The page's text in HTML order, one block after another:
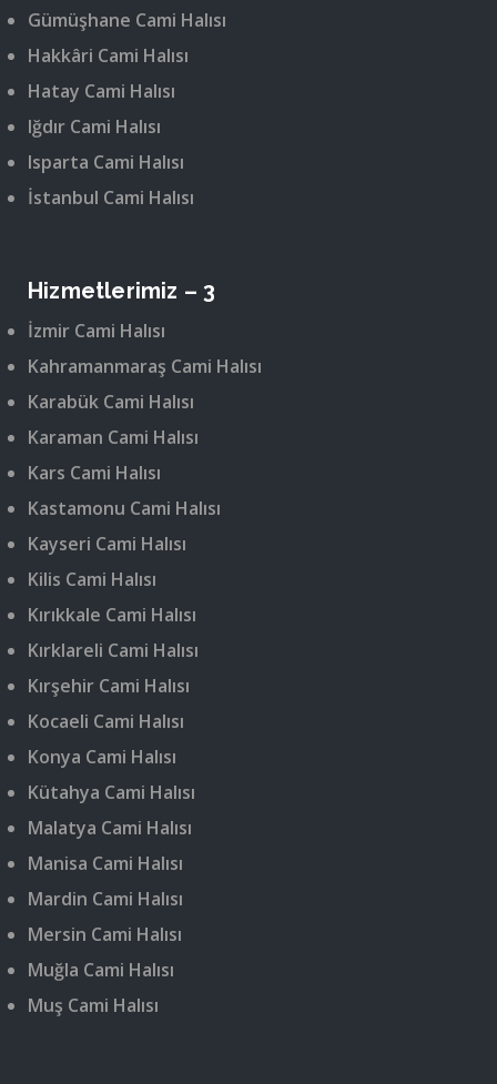
Gümüşhane Cami Halısı
Hakkâri Cami Halısı
Hatay Cami Halısı
Iğdır Cami Halısı
Isparta Cami Halısı
İstanbul Cami Halısı
Hizmetlerimiz – 3
İzmir Cami Halısı
Kahramanmaraş Cami Halısı
Karabük Cami Halısı
Karaman Cami Halısı
Kars Cami Halısı
Kastamonu Cami Halısı
Kayseri Cami Halısı
Kilis Cami Halısı
Kırıkkale Cami Halısı
Kırklareli Cami Halısı
Kırşehir Cami Halısı
Kocaeli Cami Halısı
Konya Cami Halısı
Kütahya Cami Halısı
Malatya Cami Halısı
Manisa Cami Halısı
Mardin Cami Halısı
Mersin Cami Halısı
Muğla Cami Halısı
Muş Cami Halısı